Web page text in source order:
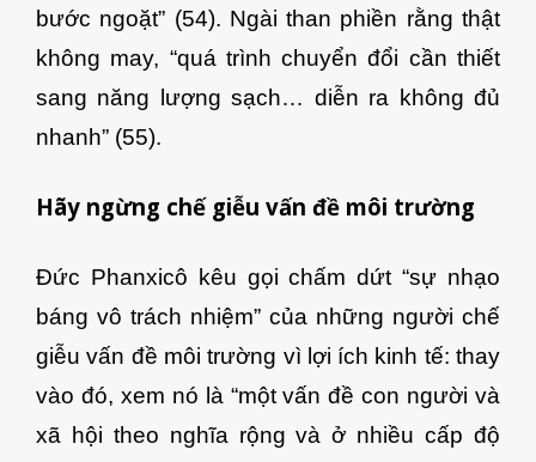
bước ngoặt” (54). Ngài than phiền rằng thật
không may, “quá trình chuyển đổi cần thiết
sang năng lượng sạch… diễn ra không đủ
nhanh” (55).
Hãy ngừng chế giễu vấn đề môi trường
Đức Phanxicô kêu gọi chấm dứt “sự nhạo
báng vô trách nhiệm” của những người chế
giễu vấn đề môi trường vì lợi ích kinh tế: thay
vào đó, xem nó là “một vấn đề con người và
xã hội theo nghĩa rộng và ở nhiều cấp độ